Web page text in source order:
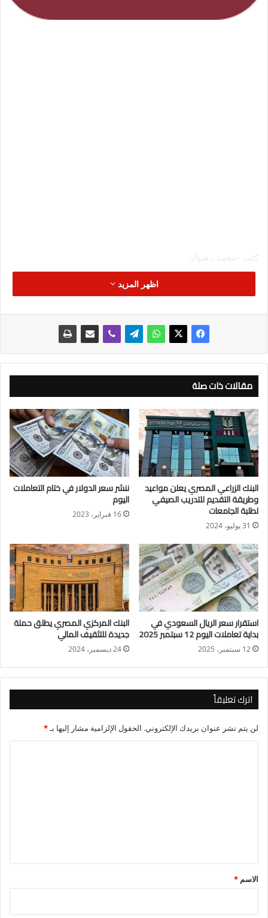
كتب -محمد رضوان
يقوم بنك مصر، بإصدار بطاقات BM للشباب على حساب توفير، بما
ادخاره من مبالغ مودعة بالبطاقة.
بطاقات BM للشباب، ومن خلال هذه البطاقة يستطيع التعامل
بسهولة على حسابه في أي وقت وبأي مكان من خلال كافة المنافذ
التجارية محلياً ودولياً.
وعند إصدار بطاقة بنك مصر للشباب، سيتم فتح حساب توفير يحصل
حامل البطاقة من خلاله على عائد دوري، ويمكن الاستعلام عن رصيد
حساب التوفير الصادر عليه البطاقة من خلال جميع آلات الصراف
الآلي ATM على مدار 24 ساعة يومياً.
وتبلغ مدة صلاحية البطاقة 5 سنوات، ويتم الاستعلام عن رصيد
حساب التوفير الصادر عليه البطاقة من خلال الاشتراك بخدمة البنك
شروط الحصول على بطاقة بنك مصر للشباب..
أن يكون عمر المتقدم للحصول على البطاقة الأصلية لا يقل عن 16
عاما ً
ويتم إصدار بطاقة بنك مصر للشباب بصورة بطاقة الرقم القومي.
اظهر المزيد
مقالات ذات صلة
البنك الزراعي المصري يعلن مواعيد
وطريقة التقديم للتدريب الصيفي
لطلبة الجامعات
31 يوليو، 2024
ننشر سعر الدولار في ختام التعاملات
اليوم
16 فبراير، 2023
استقرار سعر الريال السعودي في
بداية تعاملات اليوم 12 سبتمبر 2025
12 سبتمبر، 2025
البنك المركزي المصري يطلق حملة
جديدة للتثقيف المالي
24 ديسمبر، 2024
اترك تعليقاً
لن يتم نشر عنوان بريدك الإلكتروني. الحقول الإلزامية مشار إليها بـ*
*
الاسم *